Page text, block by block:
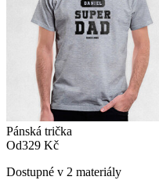
Pánská trička
Od329 Kč
Dostupné v 2 materiály